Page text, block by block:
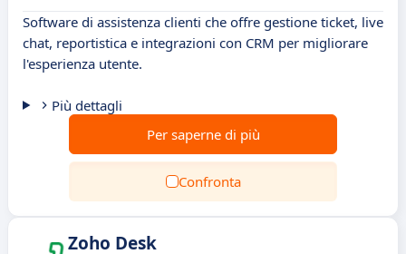
Software di assistenza clienti che offre gestione ticket, live
chat, reportistica e integrazioni con CRM per migliorare
l'esperienza utente.
Più dettagli
Per saperne di più
Confronta
Zoho Desk